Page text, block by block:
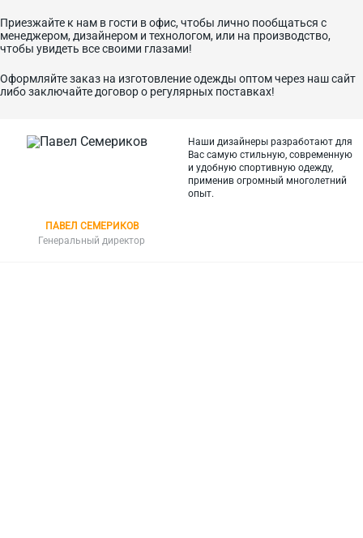
Приезжайте к нам в гости в офис, чтобы лично пообщаться с
менеджером, дизайнером и технологом, или на производство,
чтобы увидеть все своими глазами!
Оформляйте заказ на изготовление одежды оптом через наш сайт
либо заключайте договор о регулярных поставках!
ПАВЕЛ СЕМЕРИКОВ
Генеральный директор
Наши дизайнеры разработают для
Вас самую стильную, современную
и удобную спортивную одежду,
применив огромный многолетний
опыт.